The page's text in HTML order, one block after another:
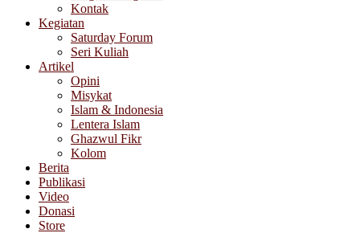
Kontak
Kegiatan
Saturday Forum
Seri Kuliah
Artikel
Opini
Misykat
Islam & Indonesia
Lentera Islam
Ghazwul Fikr
Kolom
Berita
Publikasi
Video
Donasi
Store